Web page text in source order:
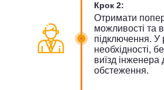
Крок 2:
Отримати
можливості та
підключення. У
необхідності,
виїзд
обстеження.